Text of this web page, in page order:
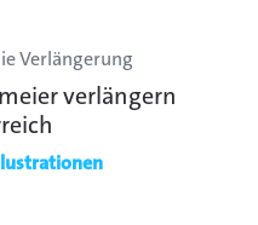
Verlängerung
verlängern